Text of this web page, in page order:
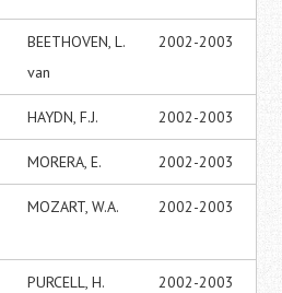
BEETHOVEN, L.
van
2002-2003
HAYDN, F.J. 2002-2003
MORERA, E. 2002-2003
MOZART, W.A. 2002-2003
PURCELL, H. 2002-2003